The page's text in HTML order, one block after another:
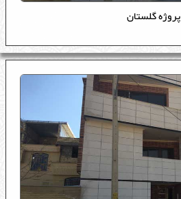
پروژه گلستان